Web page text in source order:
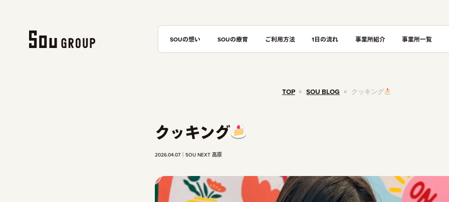
SOUの想い SOUの療育 ご利用方法 1日の流れ 事業所紹介 事業所一覧
TOP SOU BLOG クッキング
クッキング
2026.04.07 SOU NEXT 高原